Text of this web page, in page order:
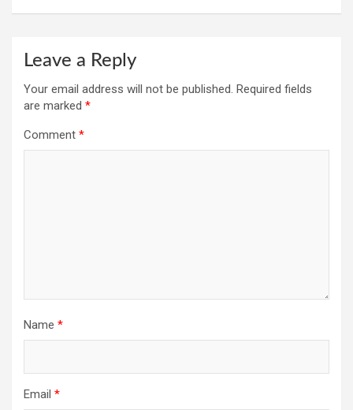
Leave a Reply
Your email address will not be published. Required fields
are marked *
Comment *
Name *
Email *